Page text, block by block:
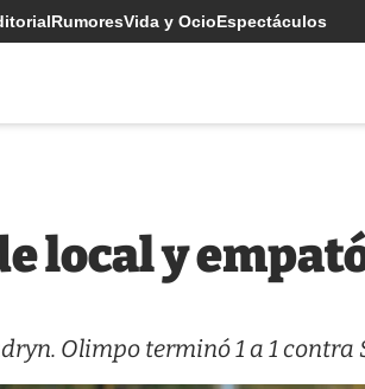
RumoresVida y OcioEspectáculos
local y
Olimpo terminó 1 a 1